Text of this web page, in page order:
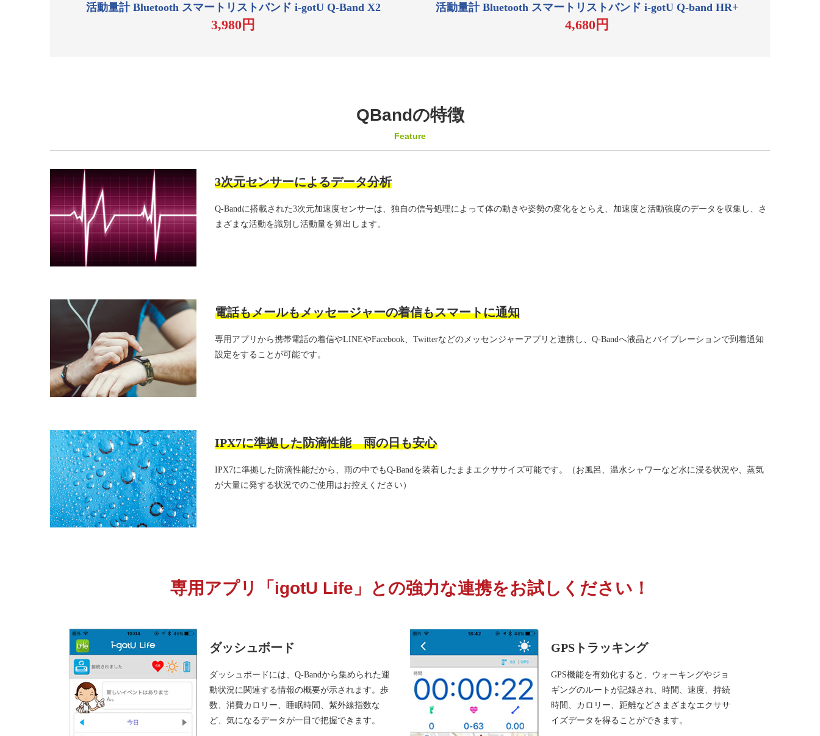
活動量計 Bluetooth スマートリストバンド i-gotU Q-Band X2
3,980円
活動量計 Bluetooth スマートリストバンド i-gotU Q-band HR+
4,680円
QBandの特徴
Feature
3次元センサーによるデータ分析
Q-Bandに搭載された3次元加速度センサーは、独自の信号処理によって体の動きや姿勢の変化をとらえ、加速度と活動強度のデータを収集し、さ
まざまな活動を識別し活動量を算出します。
電話もメールもメッセージャーの着信もスマートに通知
専用アプリから携帯電話の着信やLINEやFacebook、Twitterなどのメッセンジャーアプリと連携し、Q-Bandへ液晶とバイブレーションで到着通知
設定をすることが可能です。
IPX7に準拠した防滴性能 雨の日も安心
IPX7に準拠した防滴性能だから、雨の中でもQ-Bandを装着したままエクササイズ可能です。（お風呂、温水シャワーなど水に浸る状況や、蒸気
が大量に発する状況でのご使用はお控えください）
専用アプリ「igotU Life」との強力な連携をお試しください！
ダッシュボード
ダッシュボードには、Q-Bandから集められた運
動状況に関連する情報の概要が示されます。歩
数、消費カロリー、睡眠時間、紫外線指数な
ど、気になるデータが一目で把握できます。
GPSトラッキング
GPS機能を有効化すると、ウォーキングやジョ
ギングのルートが記録され、時間、速度、持続
時間、カロリー、距離などさまざまなエクササ
イズデータを得ることができます。